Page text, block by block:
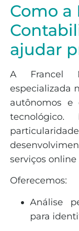
Como a
ajudar
A Francel
especializada
autônomos e
serviços
Oferecemos:
Análise
para